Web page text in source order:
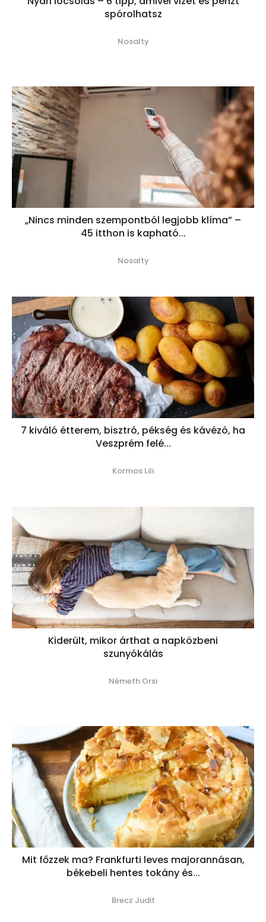
spórolhatsz
Nosalty
„Nincs minden szempontból legjobb klíma” –
45 itthon is kapható...
Nosalty
7 kiváló étterem, bisztró, pékség és kávézó, ha
Veszprém felé...
Kormos Lili
Kiderült, mikor árthat a napközbeni
szunyókálás
Németh Orsi
Mit főzzek ma? Frankfurti leves majorannásan,
békebeli hentes tokány és...
Brecz Judit